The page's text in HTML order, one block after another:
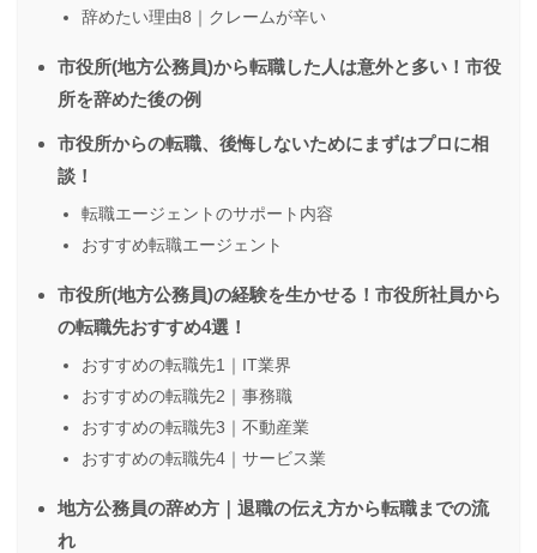
辞めたい理由8｜クレームが辛い
市役所(地方公務員)から転職した人は意外と多い！市役
所を辞めた後の例
市役所からの転職、後悔しないためにまずはプロに相
談！
転職エージェントのサポート内容
おすすめ転職エージェント
市役所(地方公務員)の経験を生かせる！市役所社員から
の転職先おすすめ4選！
おすすめの転職先1｜IT業界
おすすめの転職先2｜事務職
おすすめの転職先3｜不動産業
おすすめの転職先4｜サービス業
地方公務員の辞め方｜退職の伝え方から転職までの流
れ